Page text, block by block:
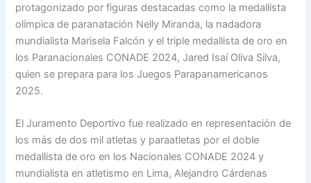
protagonizado por figuras destacadas como la medallista
olímpica de paranatación Nelly Miranda, la nadadora
mundialista Marisela Falcón y el triple medallista de oro en
los Paranacionales CONADE 2024, Jared Isaí Oliva Silva,
quien se prepara para los Juegos Parapanamericanos
2025.
El Juramento Deportivo fue realizado en representación de
los más de dos mil atletas y paraatletas por el doble
medallista de oro en los Nacionales CONADE 2024 y
mundialista en atletismo en Lima, Alejandro Cárdenas